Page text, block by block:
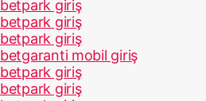
betpark giriş
betpark giriş
betpark giriş
betgaranti mobil giriş
betpark giriş
betpark giriş